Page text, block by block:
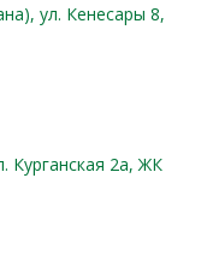
ул. Кенесары 8,
Курганская 2а, ЖК